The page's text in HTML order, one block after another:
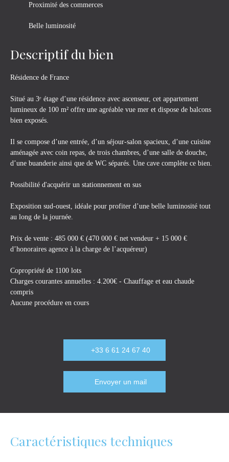
Proximité des commerces
Belle luminosité
Descriptif du bien
Résidence de France
Situé au 3ᵉ étage d’une résidence avec ascenseur, cet appartement
lumineux de 100 m² offre une agréable vue mer et dispose de balcons
bien exposés.
Il se compose d’une entrée, d’un séjour-salon spacieux, d’une cuisine
aménagée avec coin repas, de trois chambres, d’une salle de douche,
d’une buanderie ainsi que de WC séparés. Une cave complète ce bien.
Possibilité d'acquérir un stationnement en sus
Exposition sud-ouest, idéale pour profiter d’une belle luminosité tout
au long de la journée.
Prix de vente : 485 000 € (470 000 € net vendeur + 15 000 €
d’honoraires agence à la charge de l’acquéreur)
Copropriété de 1100 lots
Charges courantes annuelles : 4.200€ - Chauffage et eau chaude
compris
Aucune procédure en cours
+33 6 61 24 67 40
Envoyer un mail
Caractéristiques techniques